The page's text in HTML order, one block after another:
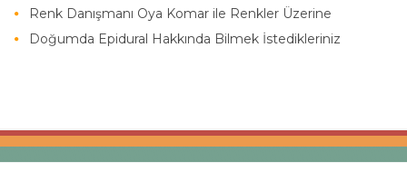
Renk Danışmanı Oya Komar ile Renkler Üzerine
Doğumda Epidural Hakkında Bilmek İstedikleriniz